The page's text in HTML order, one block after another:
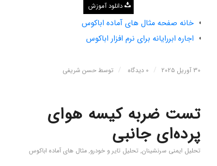
دانلود آموزش
خانه صفحه مثال های آماده اباکوس
اجاره ابررایانه برای نرم افزار اباکوس
30 آوریل 2025 / 0 دیدگاه / توسطحسن شریفی
تست ضربه کیسه هوای
پرده‌ای جانبی
تحلیل‌ ایمنی سرنشینان, تحلیل تایر و خودرو, مثال های آماده اباکوس